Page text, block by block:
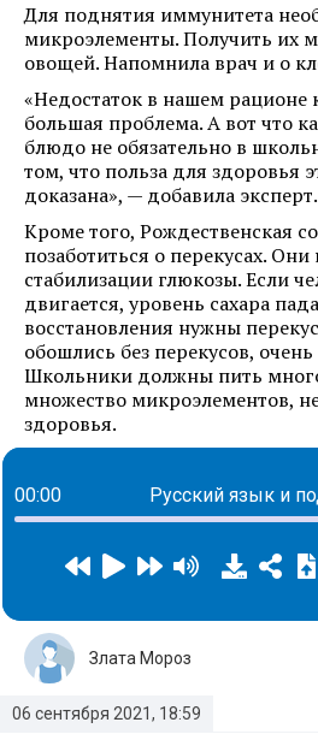
Для поднятия иммунитета
микроэлементы. Получить их
овощей. Напомнила врач и о
«Недостаток в нашем рационе
большая проблема. А вот что
блюдо не обязательно в
том, что польза для здоровья
доказана», — добавила эксперт.
Кроме того, Рождественская
позаботиться о перекусах.
стабилизации глюкозы. Если
двигается, уровень сахара
восстановления нужны
обошлись без перекусов,
Школьники должны пить
множество микроэлементов,
здоровья.
00:00 Русский язык и
06 сентября 2021, 18:59
Злата Мороз